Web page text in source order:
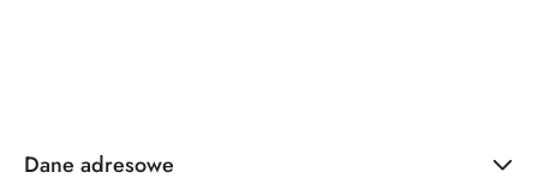
Dane adresowe